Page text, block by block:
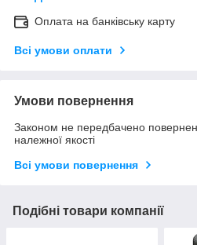
Оплата на банківську карту
Всі умови оплати
Умови повернення
Законом не передбачено
належної якості
Всі умови повернення
Подібні товари компанії